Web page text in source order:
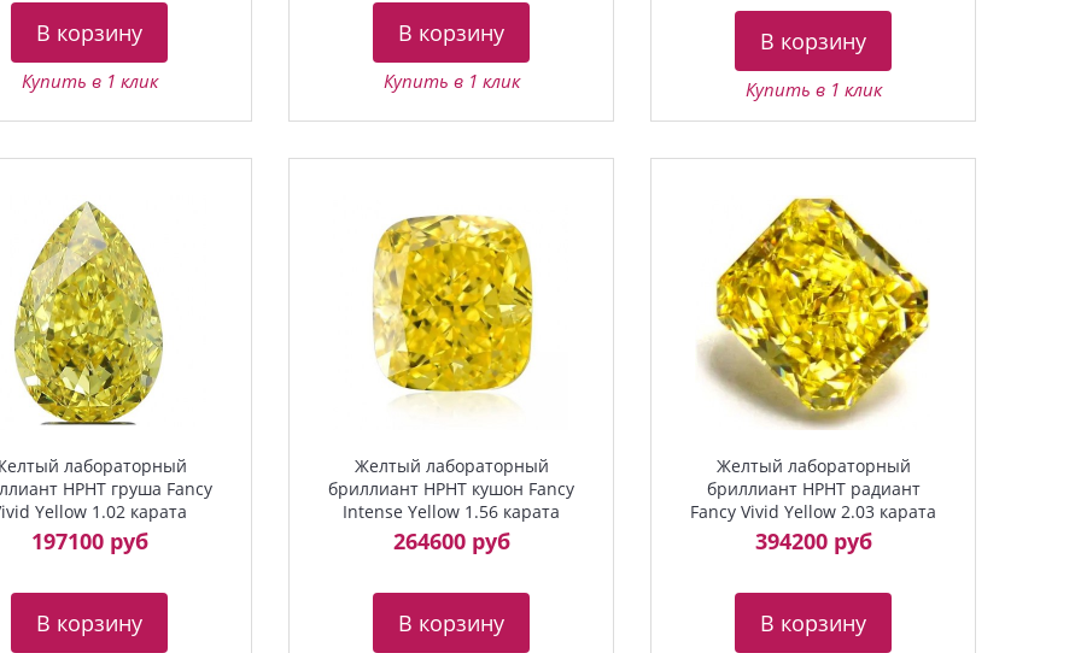
В корзину
Купить в 1 клик
В корзину
Купить в 1 клик
В корзину
Купить в 1 клик
лабораторный
HPHT груша Fancy
Yellow 1.02 карата
197100 руб
В корзину
Желтый лабораторный
бриллиант HPHT кушон Fancy
Intense Yellow 1.56 карата
264600 руб
В корзину
Желтый лабораторный
бриллиант HPHT радиант
Fancy Vivid Yellow 2.03 карата
394200 руб
В корзину